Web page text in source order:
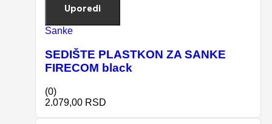
Uporedi
Sanke
SEDIŠTE PLASTKON ZA SANKE
FIRECOM black
(0)
2.079,00 RSD